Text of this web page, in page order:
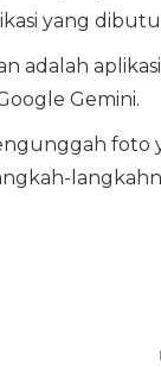
yang
adalah
Gemini.
foto